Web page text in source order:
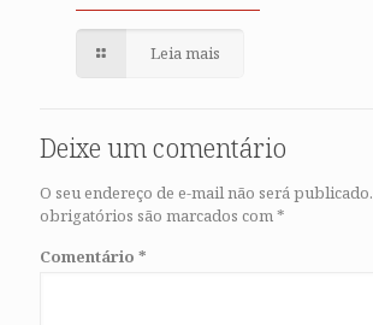
Leia mais
Deixe um comentário
O seu endereço de e-mail não será publicado.
obrigatórios são marcados com *
Comentário *